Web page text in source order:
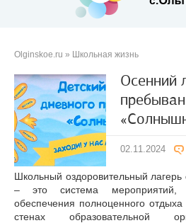
Olginskoe.ru » Школьная жизнь
Осенний
02.11.2024
Школьный оздоровительный
– это система мероприятий,
обеспечения полноценного
стенах образовательной